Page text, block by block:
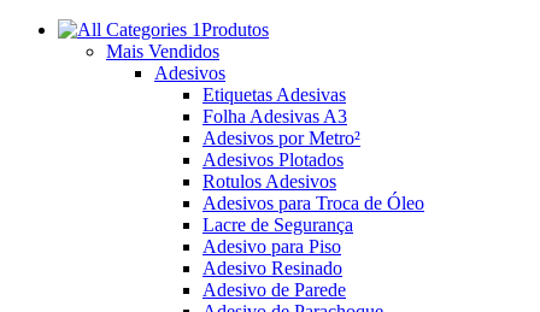
Produtos
Mais Vendidos
Adesivos
Etiquetas Adesivas
Folha Adesivas A3
Adesivos por Metro²
Adesivos Plotados
Rotulos Adesivos
Adesivos para Troca de Óleo
Lacre de Segurança
Adesivo para Piso
Adesivo Resinado
Adesivo de Parede